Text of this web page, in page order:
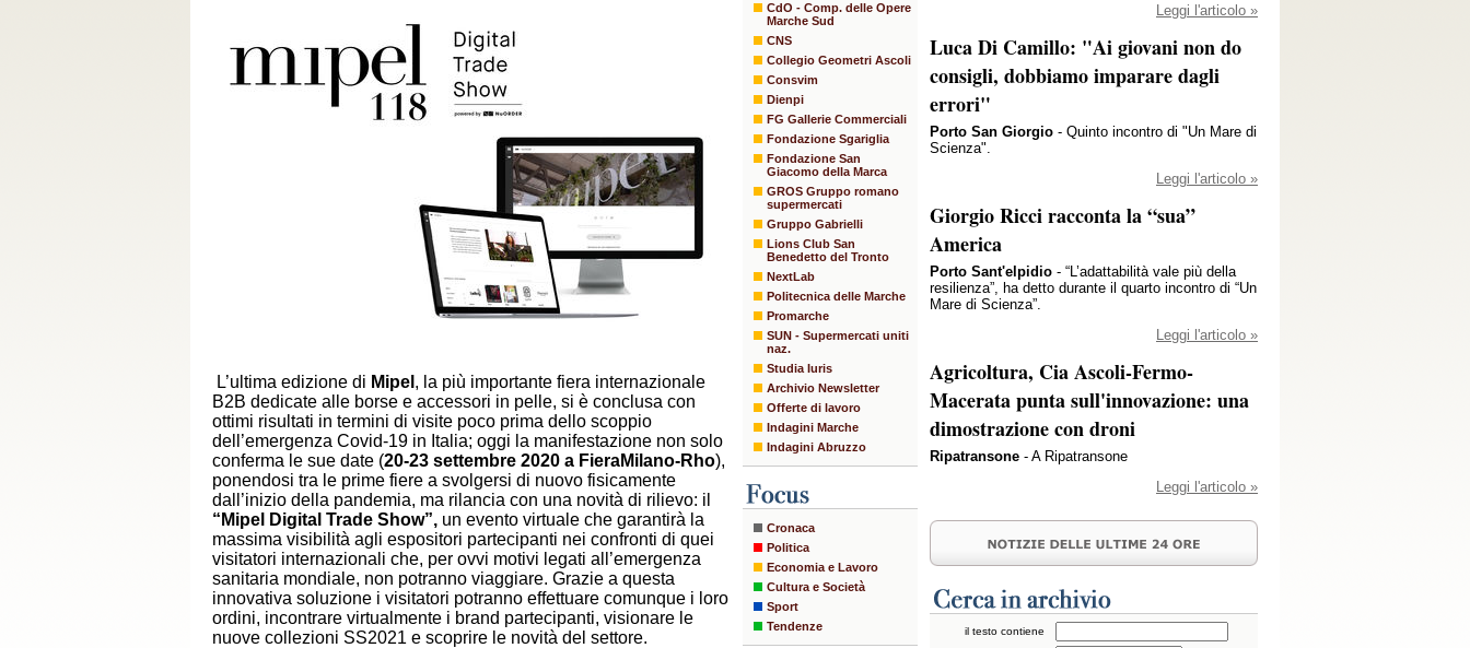
L’ultima edizione di Mipel , la più importante fiera internazionale
B2B dedicate alle borse e accessori in pelle, si è conclusa con
ottimi risultati in termini di visite poco prima dello scoppio
dell’emergenza Covid-19 in Italia; oggi la manifestazione non solo
conferma le sue date (20-23 settembre 2020 a FieraMilano-Rho),
ponendosi tra le prime fiere a svolgersi di nuovo fisicamente
dall’inizio della pandemia, ma rilancia con una novità di rilievo: il
“Mipel Digital Trade Show”, un evento virtuale che garantirà la
massima visibilità agli espositori partecipanti nei confronti di quei
visitatori internazionali che, per ovvi motivi legati all’emergenza
sanitaria mondiale, non potranno viaggiare. Grazie a questa
innovativa soluzione i visitatori potranno effettuare comunque i loro
ordini, incontrare virtualmente i brand partecipanti, visionare le
nuove collezioni SS2021 e scoprire le novità del settore.
CdO - Comp. delle Opere
Marche Sud
CNS
Collegio Geometri Ascoli
Consvim
Dienpi
FG Gallerie Commerciali
Fondazione Sgariglia
Fondazione San
Giacomo della Marca
GROS Gruppo romano
supermercati
Gruppo Gabrielli
Lions Club San
Benedetto del Tronto
NextLab
Politecnica delle Marche
Promarche
SUN - Supermercati uniti
naz.
Studia Iuris
Archivio Newsletter
Offerte di lavoro
Indagini Marche
Indagini Abruzzo
Cronaca
Politica
Economia e Lavoro
Cultura e Società
Sport
Tendenze
Leggi l'articolo »
Luca Di Camillo: "Ai giovani non do
consigli, dobbiamo imparare dagli
errori"
Porto San Giorgio - Quinto incontro di "Un Mare di
Scienza".
Leggi l'articolo »
Giorgio Ricci racconta la “sua”
America
Porto Sant'elpidio - “L’adattabilità vale più della
resilienza”, ha detto durante il quarto incontro di “Un
Mare di Scienza”.
Leggi l'articolo »
Agricoltura, Cia Ascoli-Fermo-
Macerata punta sull'innovazione: una
dimostrazione con droni
Ripatransone - A Ripatransone
Leggi l'articolo »
il testo contiene